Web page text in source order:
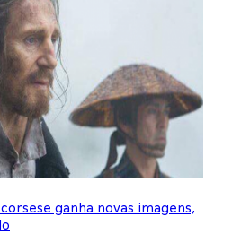
ganha novas imagens,